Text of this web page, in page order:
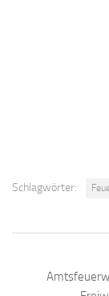
Schlagwörter: